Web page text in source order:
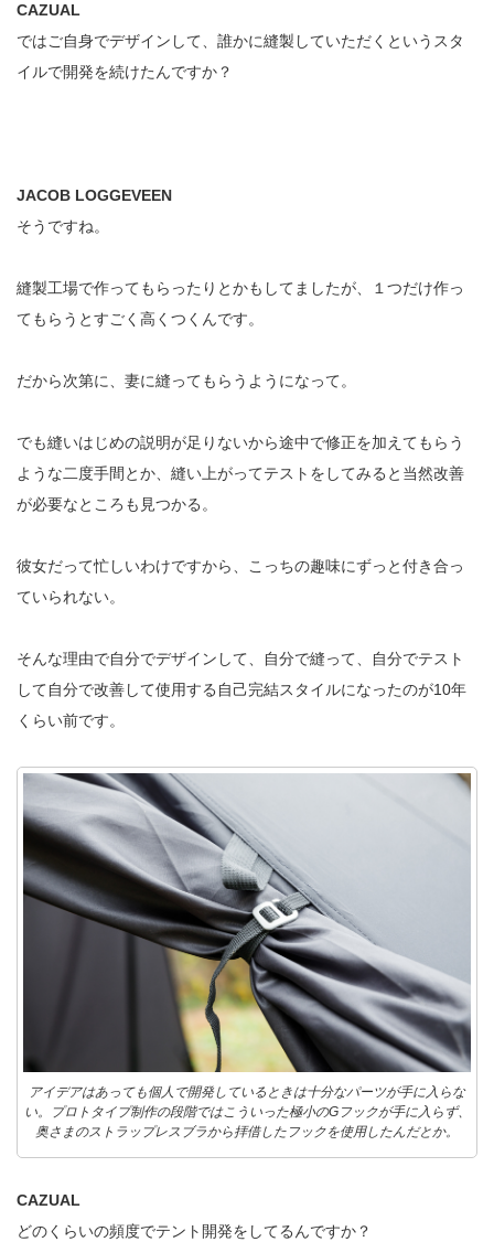
CAZUAL
ではご自身でデザインして、誰かに縫製していただくというスタ
イルで開発を続けたんですか？
JACOB LOGGEVEEN
そうですね。
縫製工場で作ってもらったりとかもしてましたが、１つだけ作っ
てもらうとすごく高くつくんです。
だから次第に、妻に縫ってもらうようになって。
でも縫いはじめの説明が足りないから途中で修正を加えてもらう
ような二度手間とか、縫い上がってテストをしてみると当然改善
が必要なところも見つかる。
彼女だって忙しいわけですから、こっちの趣味にずっと付き合っ
ていられない。
そんな理由で自分でデザインして、自分で縫って、自分でテスト
して自分で改善して使用する自己完結スタイルになったのが10年
くらい前です。
アイデアはあっても個人で開発しているときは十分なパーツが手に入らな
い。プロトタイプ制作の段階ではこういった極小のGフックが手に入らず、
奥さまのストラップレスブラから拝借したフックを使用したんだとか。
CAZUAL
どのくらいの頻度でテント開発をしてるんですか？